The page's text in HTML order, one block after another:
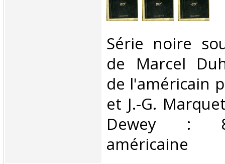
‎Série noire
de Marcel
de l'américain
et J.-G.
Dewey :
américaine‎